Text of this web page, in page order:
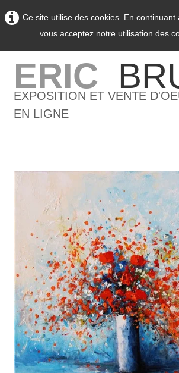
Ce site utilise des cookies. En continuant
vous acceptez notre utilisation des
ERIC
EXPOSITION ET VENTE
EN LIGNE
Accueil
L'artiste
Galeries▼
Vente▼
Boutique
Contact